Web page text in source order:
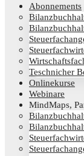
Abon­ne­ments
Teschni­cher
Online­kur­se
Web­i­na­re
Mind­Maps,